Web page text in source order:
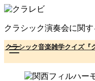
コ
テ
ン
ツ
へ
クラシック演奏会に関す
クラシック音楽雑学クイズ『